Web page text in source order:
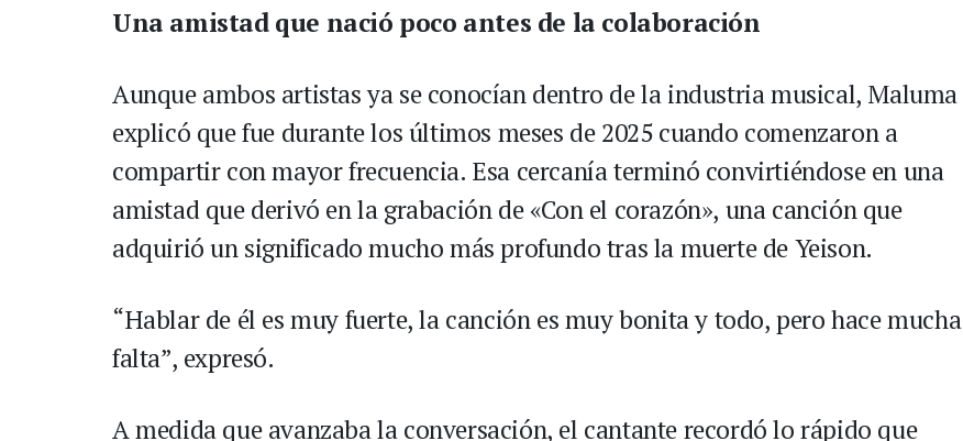
Una amistad que nació poco antes de la colaboración
Aunque ambos artistas ya se conocían dentro de la industria musical, Maluma
explicó que fue durante los últimos meses de 2025 cuando comenzaron a
compartir con mayor frecuencia. Esa cercanía terminó convirtiéndose en una
amistad que derivó en la grabación de «Con el corazón», una canción que
adquirió un significado mucho más profundo tras la muerte de Yeison.
“Hablar de él es muy fuerte, la canción es muy bonita y todo, pero hace mucha
falta”, expresó.
A medida que avanzaba la conversación, el cantante recordó lo rápido que